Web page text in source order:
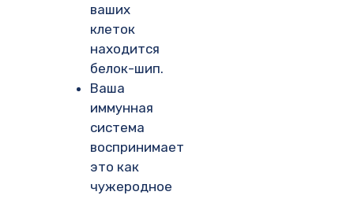
ваших
клеток
находится
белок-шип.
Ваша
иммунная
система
воспринимает
это как
чужеродное